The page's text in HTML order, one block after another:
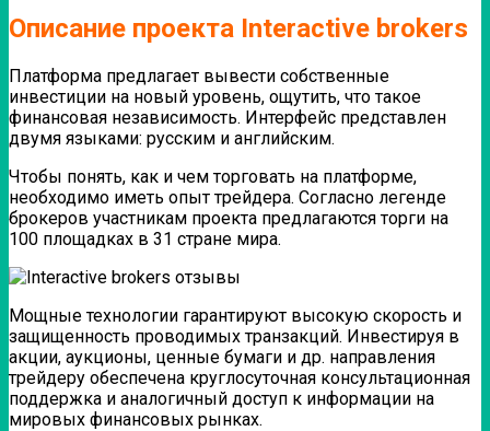
Описание проекта Interactive brokers
Платформа предлагает вывести собственные
инвестиции на новый уровень, ощутить, что такое
финансовая независимость. Интерфейс представлен
двумя языками: русским и английским.
Чтобы понять, как и чем торговать на платформе,
необходимо иметь опыт трейдера. Согласно легенде
брокеров участникам проекта предлагаются торги на
100 площадках в 31 стране мира.
Мощные технологии гарантируют высокую скорость и
защищенность проводимых транзакций. Инвестируя в
акции, аукционы, ценные бумаги и др. направления
трейдеру обеспечена круглосуточная консультационная
поддержка и аналогичный доступ к информации на
мировых финансовых рынках.